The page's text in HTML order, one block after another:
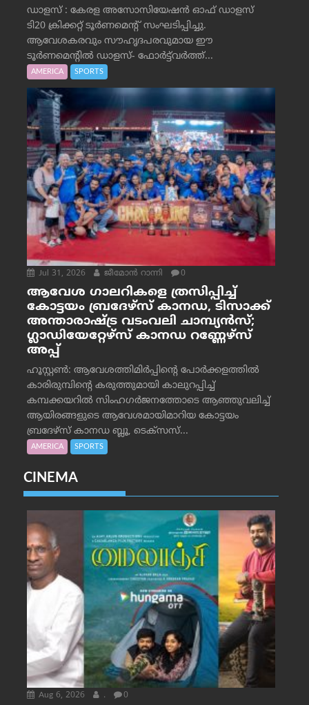
ഡാളസ് : കേരള അസോസിയേഷൻ ഓഫ് ഡാളസ്
ടി20 ക്രിക്കറ്റ് ടൂർണമെന്റ് സംഘടിപ്പിച്ചു.
ആവേശകരവും സൗഹൃദപരവുമായ ഈ
ടൂർണമെന്റിൽ ഡാളസ്- ഫോർട്ട്‌വര്‍ത്ത്...
AMERICA SPORTS
Jul 31, 2026 ജീമോന്‍ റാന്നി 0
ആവേശ ഗാലറികളെ ത്രസിപ്പിച്ച്
കോട്ടയം ബ്രദേഴ്‌സ് കാനഡ, ടിസാക്ക്
അന്താരാഷ്ട്ര വടംവലി ചാമ്പ്യന്‍സ്;
ഗ്ലാഡിയേറ്റേഴ്‌സ് കാനഡ റണ്ണേഴ്‌സ്
അപ്പ്
ഹൂസ്റ്റണ്‍: ആവേശത്തിമിര്‍പ്പിന്റെ പോര്‍ക്കളത്തില്‍
കാരിരുമ്പിന്റെ കരുത്തുമായി കാലുറപ്പിച്ച്
കമ്പക്കയറില്‍ സിംഹഗര്‍ജനത്തോടെ ആഞ്ഞുവലിച്ച്
ആയിരങ്ങളുടെ ആവേശമായിമാറിയ കോട്ടയം
ബ്രദേഴ്‌സ് കാനഡ ബ്ലൂ, ടെക്‌സസ്...
AMERICA SPORTS
CINEMA
Aug 6, 2026 . 0